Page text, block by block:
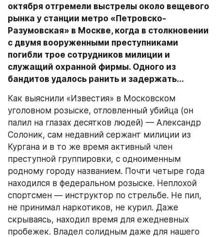
октября отгремели выстрелы около вещевого
рынка у станции метро «Петровско-
Разумовская» в Москве, когда в столкновении
с двумя вооруженными преступниками
погибли трое сотрудников милиции и
служащий охранной фирмы. Одного из
бандитов удалось ранить и задержать...
Как выяснили «Известия» в Московском
уголовном розыске, отловленный убийца (он
палил на глазах десятков людей) — Александр
Солоник, сам недавний сержант милиции из
Кургана и в то же время активный член
преступной группировки, с одноименным
родному городу названием. Почти четыре года
находился в федеральном розыске. Неплохой
спортсмен — инструктор по стрельбе. Не пил,
не принимал наркотиков, не курил. Даже
скрываясь, находил время для ежедневных
пробежек. Владел солидным даже для нашего